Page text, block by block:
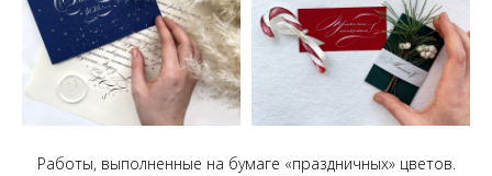
Работы, выполненные на бумаге «праздничных» цветов.